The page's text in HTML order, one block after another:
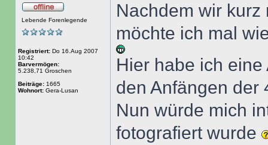
Lebende Forenlegende
Registriert: Do 16.Aug 2007
10:42
Barvermögen:
5.238,71 Groschen
Beiträge: 1665
Wohnort: Gera-Lusan
Nachdem wir
möchte ich mal
Hier habe ich
den Anfängen der
Nun würde mich
fotografiert wurde